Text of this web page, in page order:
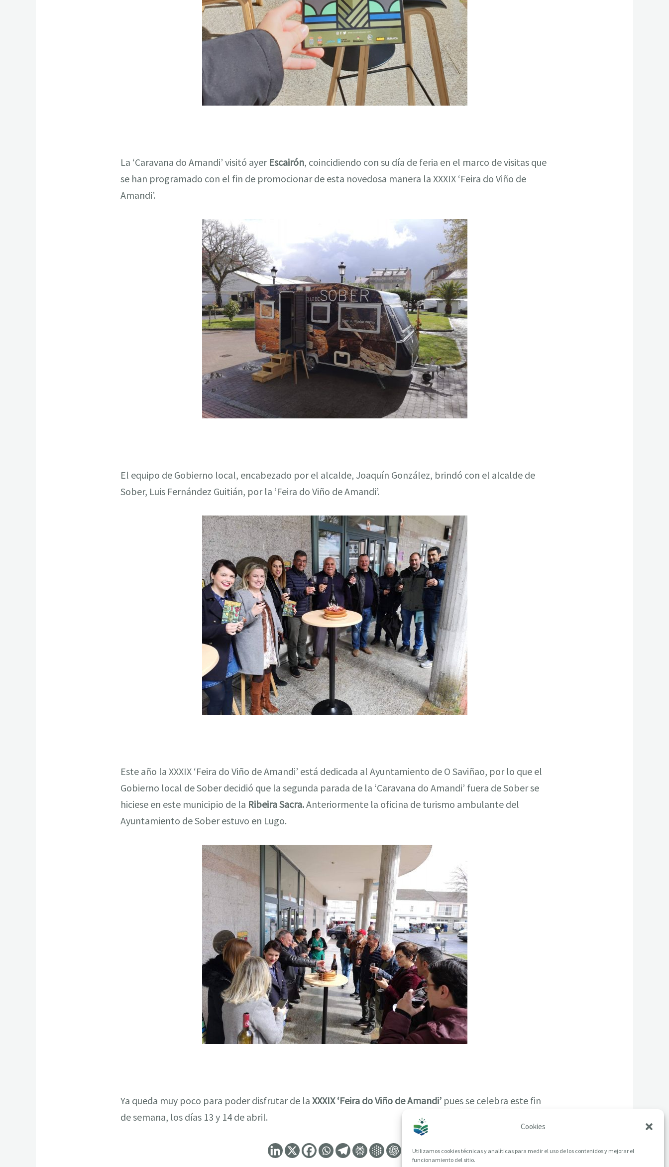
Cookies
Utilizamos cookies técnicas y analíticas para medir el uso de los contenidos y mejorar el
funcionamiento del sitio.
La ‘Caravana do Amandi’ visitó ayer Escairón, coincidiendo con su día de feria en el marco de visitas que
se han programado con el fin de promocionar de esta novedosa manera la XXXIX ‘Feira do Viño de
Amandi’.
El equipo de Gobierno local, encabezado por el alcalde, Joaquín González, brindó con el alcalde de
Sober, Luis Fernández Guitián, por la ‘Feira do Viño de Amandi’.
Este año la XXXIX ‘Feira do Viño de Amandi’ está dedicada al Ayuntamiento de O Saviñao, por lo que el
Gobierno local de Sober decidió que la segunda parada de la ‘Caravana do Amandi’ fuera de Sober se
hiciese en este municipio de la Ribeira Sacra.Anteriormente la oficina de turismo ambulante del
Ayuntamiento de Sober estuvo en Lugo.
Ya queda muy poco para poder disfrutar de la XXXIX ‘Feira do Viño de Amandi’ pues se celebra este fin
de semana, los días 13 y 14 de abril.